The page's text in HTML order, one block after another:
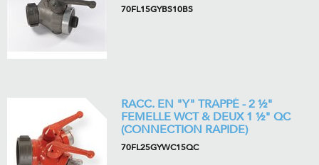
70FL15GYBS10BS
RACC. EN "Y" TRAPPÉ - 2 ½"
FEMELLE WCT & DEUX 1 ½" QC
(CONNECTION RAPIDE)
70FL25GYWC15QC